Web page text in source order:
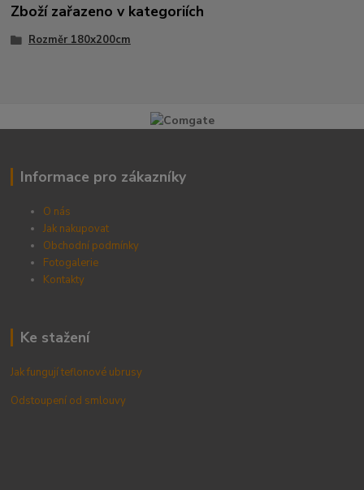
Zboží zařazeno v kategoriích
Rozměr 180x200cm
Informace pro zákazníky
O nás
Jak nakupovat
Obchodní podmínky
Fotogalerie
Kontakty
Ke stažení
Jak fungují teflonové ubrusy
Odstoupení od smlouvy